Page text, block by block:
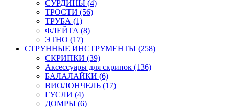
СУРДИНЫ (4)
ТРОСТИ (56)
ТРУБА (1)
ФЛЕЙТА (8)
ЭТНО (17)
СТРУННЫЕ ИНСТРУМЕНТЫ (258)
СКРИПКИ (39)
Аксессуары для скрипок (136)
БАЛАЛАЙКИ (6)
ВИОЛОНЧЕЛЬ (17)
ГУСЛИ (4)
ДОМРЫ (6)